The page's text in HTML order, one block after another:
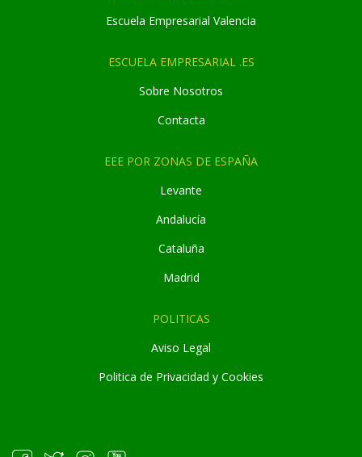
Escuela Empresarial Valencia
ESCUELA EMPRESARIAL .ES
Sobre Nosotros
Contacta
EEE POR ZONAS DE ESPAÑA
Levante
Andalucía
Cataluña
Madrid
POLITICAS
Aviso Legal
Politica de Privacidad y Cookies